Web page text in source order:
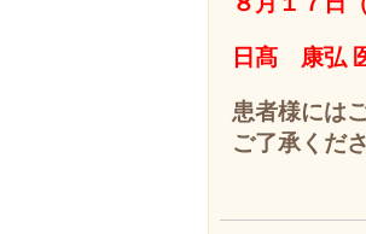
日髙 康弘
患者様には
ご了承くだ